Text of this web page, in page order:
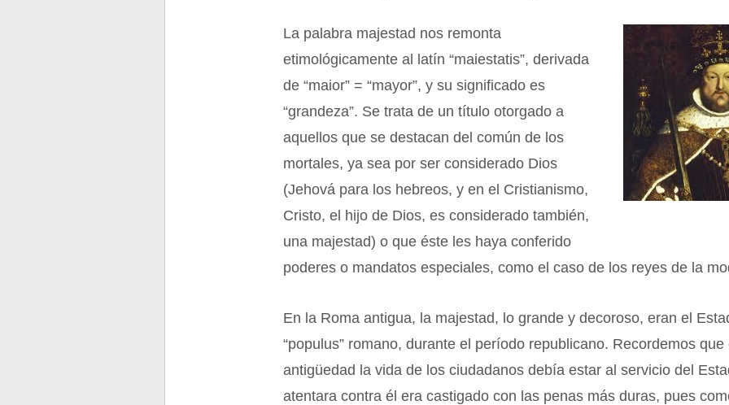
La palabra majestad nos remonta
etimológicamente al latín “maiestatis”, derivada
de “maior” = “mayor”, y su significado es
“grandeza”. Se trata de un título otorgado a
aquellos que se destacan del común de los
mortales, ya sea por ser considerado Dios
(Jehová para los hebreos, y en el Cristianismo,
Cristo, el hijo de Dios, es considerado también,
una majestad) o que éste les haya conferido
poderes o mandatos especiales, como el caso de los reyes de la
En la Roma antigua, la majestad, lo grande y decoroso, eran el
“populus” romano, durante el período republicano. Recordemos que
antigüedad la vida de los ciudadanos debía estar al servicio del
atentara contra él era castigado con las penas más duras, pues